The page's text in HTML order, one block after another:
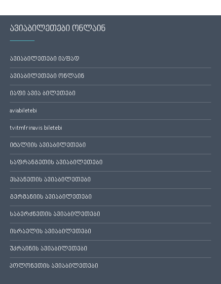
ავიაბილეთები ონლაინ
ავიაბილეთები იაფად
ავიაბილეთები ონლაინ
იაფი ავია ბილეთები
aviabiletebi
tvitmfrinavis biletebi
იტალიის ავიაბილეთები
საფრანგეთის ავიაბილეთები
ესპანეთის ავიაბილეთები
გერმანიის ავიაბილეთები
საბერძნეთის ავიაბილეთები
ისრაელის ავიაბილეთები
უკრაინის ავიაბილეთები
პოლონეთის ავიაბილეთები